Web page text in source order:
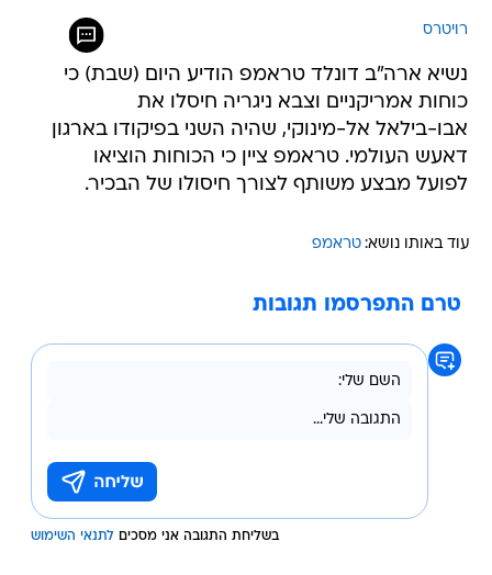
רויטרס
נשיא ארה"ב דונלד טראמפ הודיע היום (שבת) כי
כוחות אמריקניים וצבא ניגריה חיסלו את
אבו-בילאל אל-מינוקי, שהיה השני בפיקודו בארגון
דאעש העולמי. טראמפ ציין כי הכוחות הוציאו
לפועל מבצע משותף לצורך חיסולו של הבכיר.
עוד באותו נושא: טראמפ
טרם התפרסמו תגובות
בשליחת התגובה אני מסכים לתנאי השימוש